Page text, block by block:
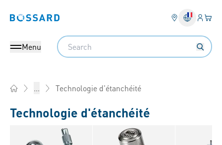
Bossard homepage
Menu
Search
... Technologie d'étanchéité
Technologie d'étanchéité